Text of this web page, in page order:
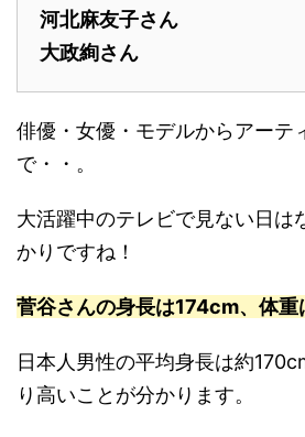
河北麻友子さん
大政絢さん
俳優・女優・モデルからアーテ
で・・。
大活躍中のテレビで見ない日は
かりですね！
菅谷さんの身長は174cm、体重
日本人男性の平均身長は約
り高いことが分かります。